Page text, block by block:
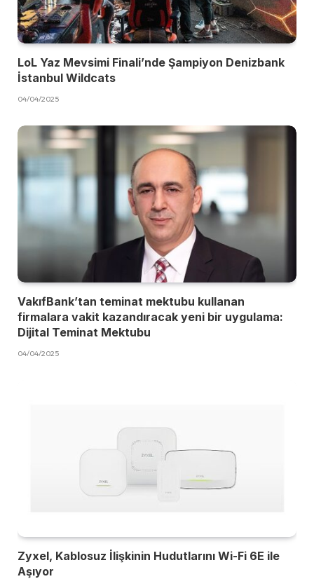
LoL Yaz Mevsimi Finali’nde Şampiyon Denizbank
İstanbul Wildcats
04/04/2025
VakıfBank’tan teminat mektubu kullanan
firmalara vakit kazandıracak yeni bir uygulama:
Dijital Teminat Mektubu
04/04/2025
Zyxel, Kablosuz İlişkinin Hudutlarını Wi-Fi 6E ile
Aşıyor